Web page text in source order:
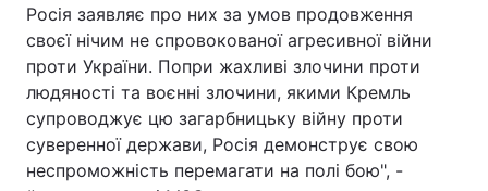
Росія заявляє про них за умов продовження
своєї нічим не спровокованої агресивної війни
проти України. Попри жахливі злочини проти
людяності та воєнні злочини, якими Кремль
супроводжує цю загарбницьку війну проти
суверенної держави, Росія демонструє свою
неспроможність перемагати на полі бою", -